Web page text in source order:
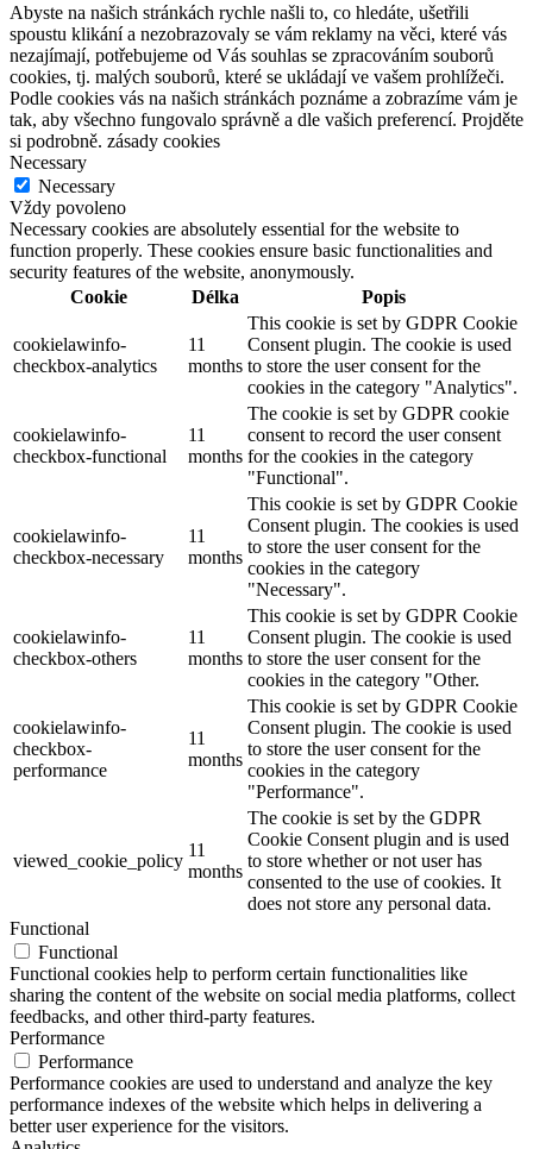
Abyste na našich stránkách rychle našli to, co hledáte, ušetřili
spoustu klikání a nezobrazovaly se vám reklamy na věci, které vás
nezajímají, potřebujeme od Vás souhlas se zpracováním souborů
cookies, tj. malých souborů, které se ukládají ve vašem prohlížeči.
Podle cookies vás na našich stránkách poznáme a zobrazíme vám je
tak, aby všechno fungovalo správně a dle vašich preferencí. Projděte
si podrobně. zásady cookies
Necessary
Necessary
Vždy povoleno
Necessary cookies are absolutely essential for the website to
function properly. These cookies ensure basic functionalities and
security features of the website, anonymously.
Cookie
Délka Popis
cookielawinfo-
checkbox-analytics
11
months
This cookie is set by GDPR Cookie
Consent plugin. The cookie is used
to store the user consent for the
cookies in the category "Analytics".
cookielawinfo-
checkbox-functional
11
months
The cookie is set by GDPR cookie
consent to record the user consent
for the cookies in the category
"Functional".
cookielawinfo-
checkbox-necessary
11
months
This cookie is set by GDPR Cookie
Consent plugin. The cookies is used
to store the user consent for the
cookies in the category
"Necessary".
cookielawinfo-
checkbox-others
11
months
This cookie is set by GDPR Cookie
Consent plugin. The cookie is used
to store the user consent for the
cookies in the category "Other.
cookielawinfo-
checkbox-
performance
11
months
This cookie is set by GDPR Cookie
Consent plugin. The cookie is used
to store the user consent for the
cookies in the category
"Performance".
viewed_cookie_policy
11
months
The cookie is set by the GDPR
Cookie Consent plugin and is used
to store whether or not user has
consented to the use of cookies. It
does not store any personal data.
Functional
Functional
Functional cookies help to perform certain functionalities like
sharing the content of the website on social media platforms, collect
feedbacks, and other third-party features.
Performance
Performance
Performance cookies are used to understand and analyze the key
performance indexes of the website which helps in delivering a
better user experience for the visitors.